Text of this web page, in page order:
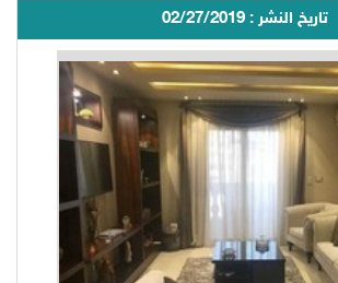
تاريخ النشر : 02/27/2019